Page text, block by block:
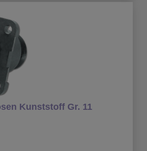
Kunststoff Gr. 11